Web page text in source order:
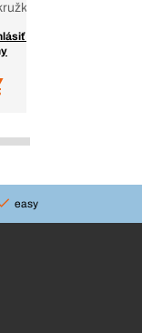
a po
sa a zobraziť
easy